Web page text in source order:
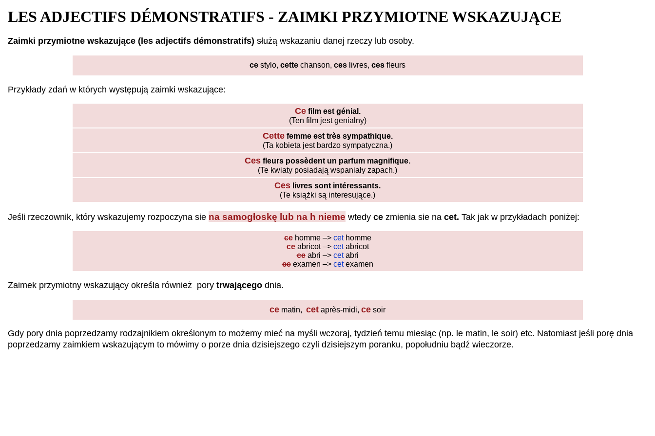
LES ADJECTIFS DÉMONSTRATIFS - ZAIMKI PRZYMIOTNE WSKAZUJĄCE
Zaimki przymiotne wskazujące (les adjectifs démonstratifs) służą wskazaniu danej rzeczy lub osoby.
ce stylo, cette chanson, ces livres, ces fleurs
Przykłady zdań w których występują zaimki wskazujące:
Ce film est génial.
(Ten film jest genialny)
Cette femme est très sympathique.
(Ta kobieta jest bardzo sympatyczna.)
Ces fleurs possèdent un parfum magnifique.
(Te kwiaty posiadają wspaniały zapach.)
Ces livres sont intéressants.
(Te książki są interesujące.)
Jeśli rzeczownik, który wskazujemy rozpoczyna sie na samogłoskę lub na h nieme wtedy ce zmienia sie na cet. Tak jak w przykładach poniżej:
cehomme –> cethomme
ceabricot –> cetabricot
ceabri –> cetabri
ceexamen –> cetexamen
Zaimek przymiotny wskazujący określa również pory trwającego dnia.
ce matin, cet après-midi, ce soir
Gdy pory dnia poprzedzamy rodzajnikiem określonym to możemy mieć na myśli wczoraj, tydzień temu miesiąc (np. le matin, le soir) etc. Natomiast jeśli porę dnia
poprzedzamy zaimkiem wskazującym to mówimy o porze dnia dzisiejszego czyli dzisiejszym poranku, popołudniu bądź wieczorze.